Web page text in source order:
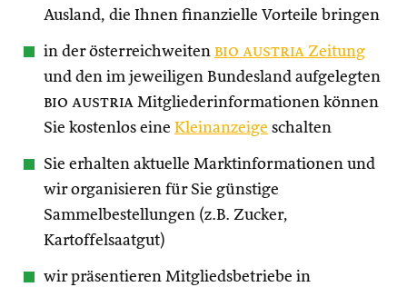
Ausland, die Ihnen finanzielle Vorteile bringen
in der österreichweiten bio austria Zeitung
und den im jeweiligen Bundesland aufgelegten
bio austria Mitgliederinformationen können
Sie kostenlos eine Kleinanzeige schalten
Sie erhalten aktuelle Marktinformationen und
wir organisieren für Sie günstige
Sammelbestellungen (z.B. Zucker,
Kartoffelsaatgut)
wir präsentieren Mitgliedsbetriebe in